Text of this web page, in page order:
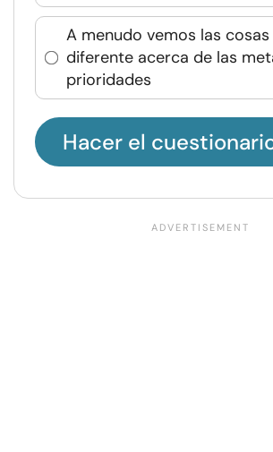
A menudo vemos las
diferente acerca de las
prioridades
Hacer el